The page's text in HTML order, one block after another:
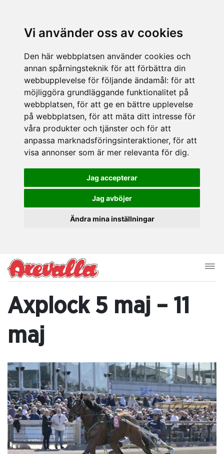
Vi använder oss av cookies
Den här webbplatsen använder cookies och
annan spårningsteknik för att förbättra din
webbupplevelse för följande ändamål: för att
möjliggöra grundläggande funktionalitet på
webbplatsen, för att ge en bättre upplevelse
på webbplatsen, för att mäta ditt intresse för
våra produkter och tjänster och för att
anpassa marknadsföringsinteraktioner, för att
visa annonser som är mer relevanta för dig.
Jag accepterar
Jag avböjer
Ändra mina inställningar
Axplock 5 maj – 11
maj